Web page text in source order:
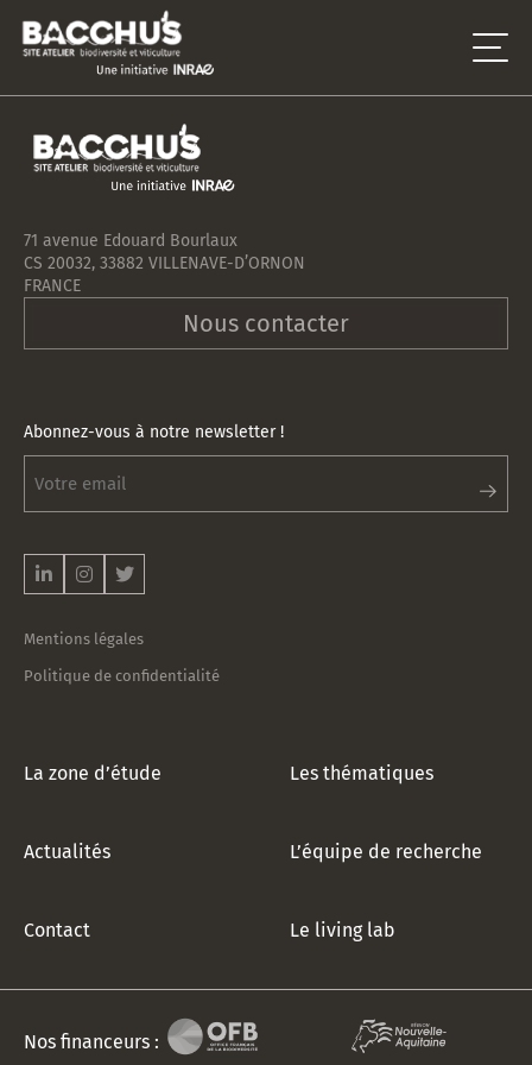
71 avenue Edouard Bourlaux
CS 20032, 33882 VILLENAVE-D’ORNON
FRANCE
Nous contacter
La zone d’étude Les thématiques
Actualités L’équipe de recherche
Contact Le living lab
Abonnez-vous à notre newsletter !
vous
à
newsletter
Mentions légales
Politique de confidentialité
Nos financeurs :